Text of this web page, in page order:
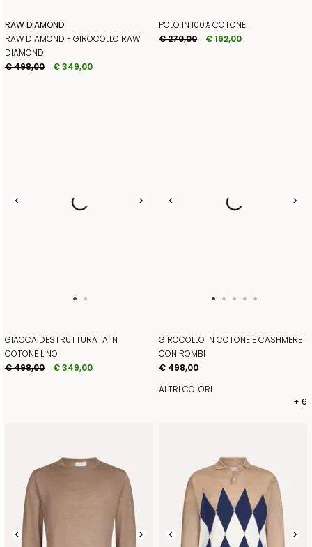
RAW DIAMOND
RAW DIAMOND - GIROCOLLO RAW
DIAMOND
€ 498,00
€ 349,00
POLO IN 100% COTONE
€ 270,00
€ 162,00
GIACCA DESTRUTTURATA IN
COTONE LINO
€ 498,00
€ 349,00
GIROCOLLO IN COTONE E CASHMERE
CON ROMBI
€ 498,00
ALTRI COLORI
+ 6